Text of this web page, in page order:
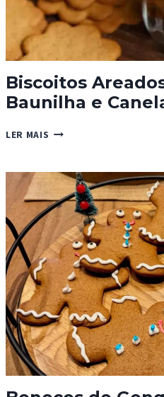
Biscoitos
Baunilha e
LER MAIS BISCOITOS
MEL,
BAUNILHA
E
CANELA